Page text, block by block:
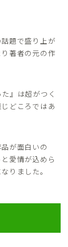
題で盛り上が
著者の元の作
』は超がつく
どころではあ
が面白いの
愛情が込めら
りました。